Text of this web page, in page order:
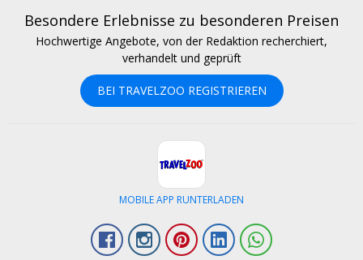
Besondere Erlebnisse zu besonderen Preisen
Hochwertige Angebote, von der Redaktion recherchiert,
verhandelt und geprüft
BEI TRAVELZOO REGISTRIEREN
MOBILE APP RUNTERLADEN
FacebookInstagramPinterestLinkedIn